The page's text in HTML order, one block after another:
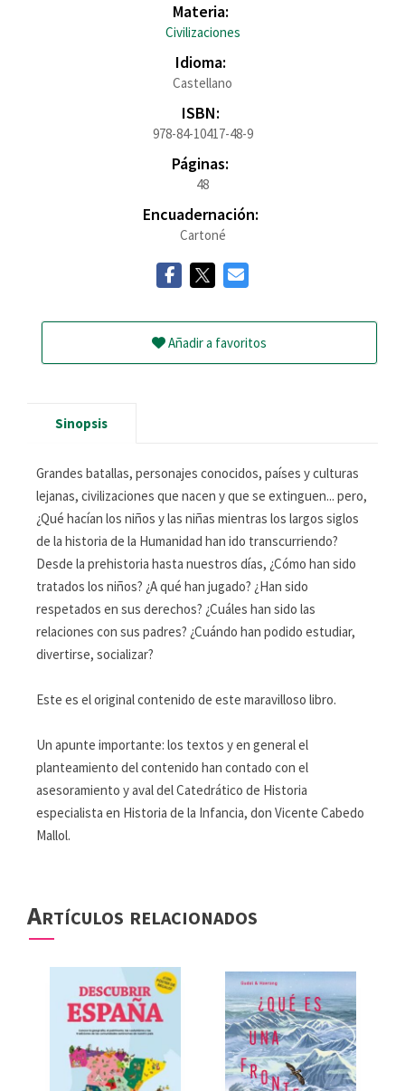
Materia:
Civilizaciones
Idioma:
Castellano
ISBN:
978-84-10417-48-9
Páginas:
48
Encuadernación:
Cartoné
Añadir a favoritos
Sinopsis
Grandes batallas, personajes conocidos, países y culturas
lejanas, civilizaciones que nacen y que se extinguen... pero,
¿Qué hacían los niños y las niñas mientras los largos siglos
de la historia de la Humanidad han ido transcurriendo?
Desde la prehistoria hasta nuestros días, ¿Cómo han sido
tratados los niños? ¿A qué han jugado? ¿Han sido
respetados en sus derechos? ¿Cuáles han sido las
relaciones con sus padres? ¿Cuándo han podido estudiar,
divertirse, socializar?
Este es el original contenido de este maravilloso libro.
Un apunte importante: los textos y en general el
planteamiento del contenido han contado con el
asesoramiento y aval del Catedrático de Historia
especialista en Historia de la Infancia, don Vicente Cabedo
Mallol.
Artículos relacionados